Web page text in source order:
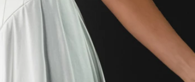
ECKIGER AUSSCHNITT
HERZAUSSCHNITT
SCHULTERFREI
V-AUSSCHNITT
MERKMALE